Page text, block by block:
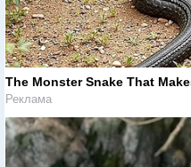
The Monster Snake That
Реклама